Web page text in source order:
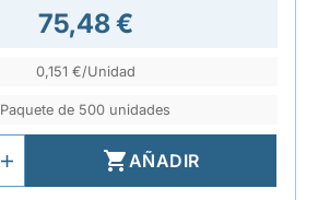
75,48 €
0,151 €/Unidad
Paquete de 500 unidades
AÑADIR